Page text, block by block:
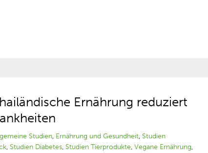
Ernährung reduziert
Studien, Ernährung und Gesundheit, Studien
, Studien Diabetes, Studien Tierprodukte,Vegane Ernährung,